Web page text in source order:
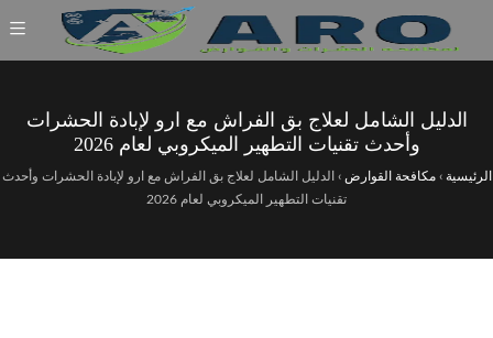
الدليل الشامل لعلاج بق الفراش مع ارو لإبادة الحشرات
وأحدث تقنيات التطهير الميكروبي لعام 2026
الرئيسية ›مكافحة القوارض ›
الدليل الشامل لعلاج بق الفراش مع ارو لإبادة الحشرات وأحدث
تقنيات التطهير الميكروبي لعام 2026